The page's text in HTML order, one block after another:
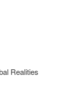
Realities